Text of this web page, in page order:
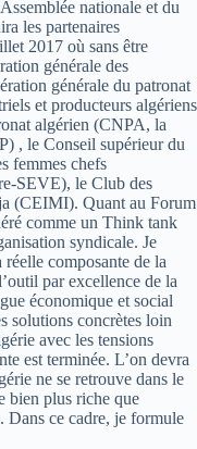
nationale et du
les partenaires
2017 où sans être
générale des
générale du patronat
et producteurs algériens
algérien (CNPA, la
, le Conseil supérieur du
femmes chefs
SEVE), le Club des
(CEIMI). Quant au Forum
comme un Think tank
syndicale. Je
composante de la
par excellence de la
économique et social
solutions concrètes loin
avec les tensions
est terminée. L’on devra
ne se retrouve dans le
bien plus riche que
Dans ce cadre, je formule